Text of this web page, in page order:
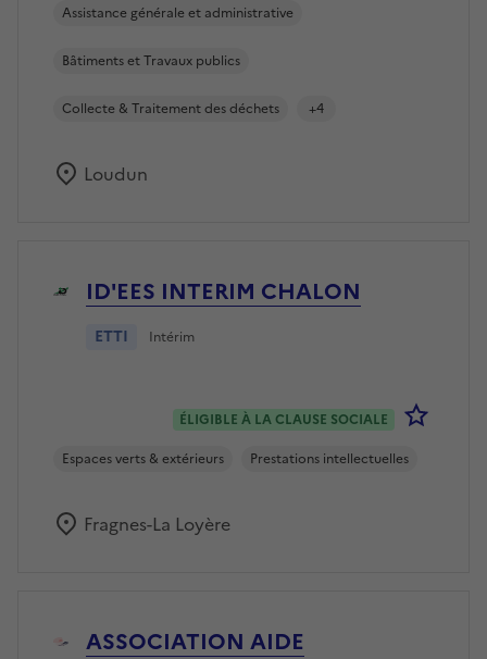
Assistance générale et administrative
Bâtiments et Travaux publics
Collecte & Traitement des déchets +4
Loudun
ID'EES INTERIM CHALON
ETTI Intérim
ÉLIGIBLE À LA CLAUSE SOCIALE
Espaces verts & extérieurs Prestations intellectuelles
Fragnes-La Loyère
ASSOCIATION AIDE